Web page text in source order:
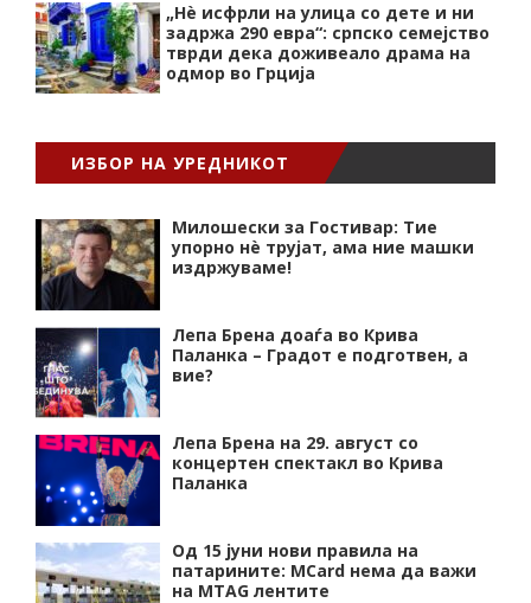
„Нѐ исфрли на улица со дете и ни
задржа 290 евра“: српско семејство
тврди дека доживеало драма на
одмор во Грција
ИЗБОР НА УРЕДНИКОТ
Милошески за Гостивар: Тие
упорно нѐ трујат, ама ние машки
издржуваме!
Лепа Брена доаѓа во Крива
Паланка – Градот е подготвен, а
вие?
Лепа Брена на 29. август со
концертен спектакл во Крива
Паланка
Од 15 јуни нови правила на
патарините: MCard нема да важи
на MTAG лентите